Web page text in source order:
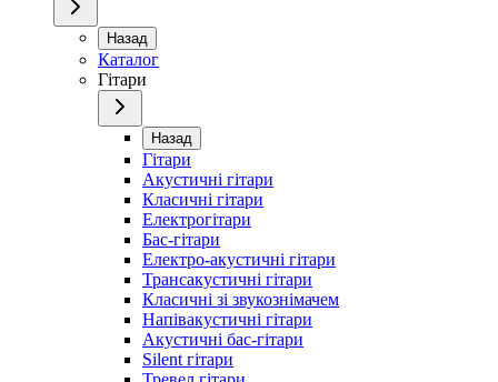
Назад
Каталог
Гітари
Назад
Гітари
Акустичні гітари
Класичні гітари
Електрогітари
Бас-гітари
Електро-акустичні гітари
Трансакустичні гітари
Класичні зі звукознімачем
Напівакустичні гітари
Акустичні бас-гітари
Silent гітари